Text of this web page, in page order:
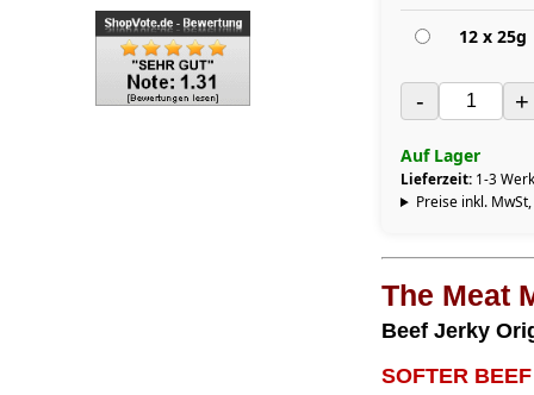
12 x 25g
- +
Auf Lager
Lieferzeit: 1-3
Preise inkl.
The Meat
Beef Jerky
SOFTER